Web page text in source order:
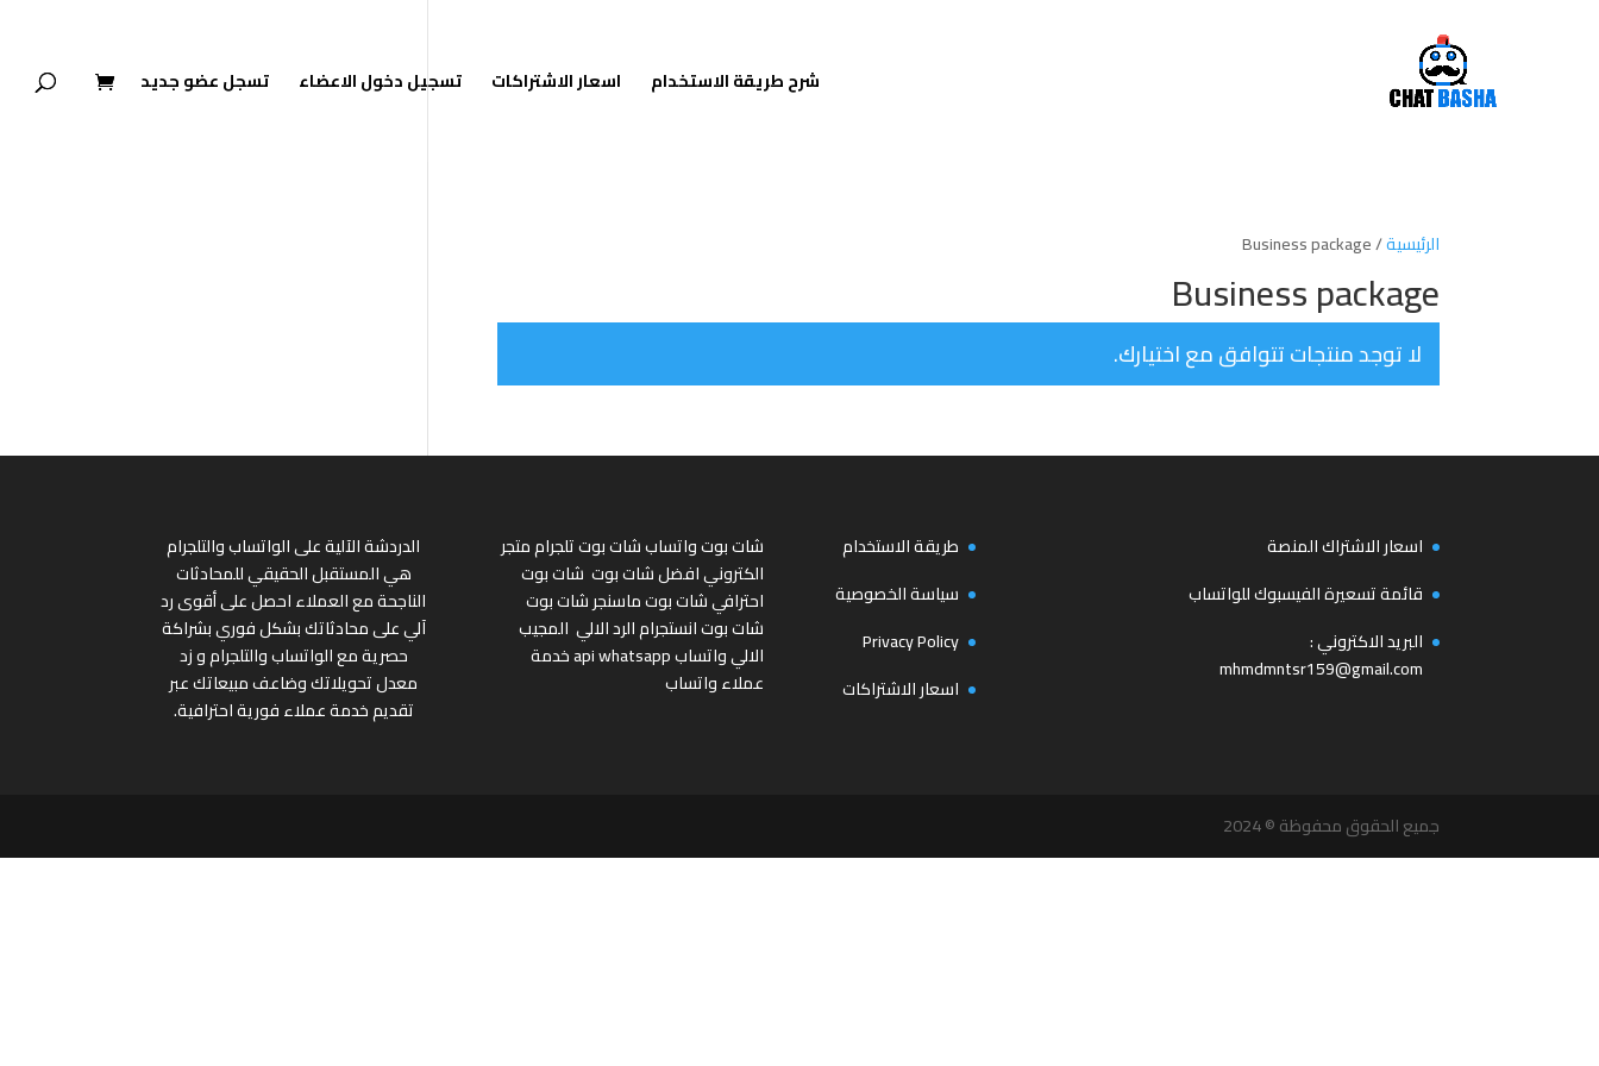
شرح طريقة الاستخدام اسعار الاشتراكات تسجيل دخول الاعضاء تسجل عضو جديد
الرئيسية/ Business package
Business package
لا توجد منتجات تتوافق مع اختيارك.
الدردشة الآلية على الواتساب والتلجرام
هي المستقبل الحقيقي للمحادثات
الناجحة مع العملاء احصل على أقوى رد
آلي على محادثاتك بشكل فوري بشراكة
حصرية مع الواتساب والتلجرام و زد
معدل تحويلاتك وضاعف مبيعاتك عبر
تقديم خدمة عملاء فورية احترافية.
شات بوت واتسابشات بوت تلجراممتجر
الكترونيافضل شات بوت شات بوت
احترافيشات بوت ماسنجرشات بوت
شات بوت انستجرامالرد الالي المجيب
الالي واتسابapi whatsappخدمة
عملاء واتساب
طريقة الاستخدام
سياسة الخصوصية
Privacy Policy
اسعار الاشتراكات
اسعار الاشتراك المنصة
قائمة تسعيرة الفيسبوك للواتساب
البريد الاكتروني :
mhmdmntsr159@gmail.com
جميع الحقوق محفوظة © 2024